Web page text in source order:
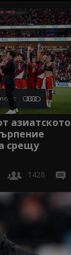
азиатското
срещу
1428